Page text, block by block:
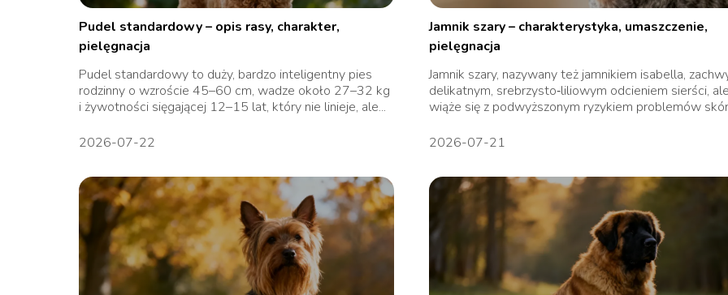
Pudel standardowy – opis rasy, charakter,
pielęgnacja
Pudel standardowy to duży, bardzo inteligentny pies
rodzinny o wzroście 45–60 cm, wadze około 27–32 kg
i żywotności sięgającej 12–15 lat, który nie linieje, ale...
2026-07-22
Jamnik szary – charakterystyka, umaszczenie,
pielęgnacja
Jamnik szary, nazywany też jamnikiem isabella,
delikatnym, srebrzysto‑liliowym odcieniem sierści,
wiąże się z podwyższonym ryzykiem problemów
2026-07-21